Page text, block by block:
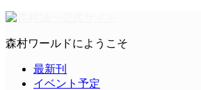
森村ワールドにようこそ
最新刊
イベント予定